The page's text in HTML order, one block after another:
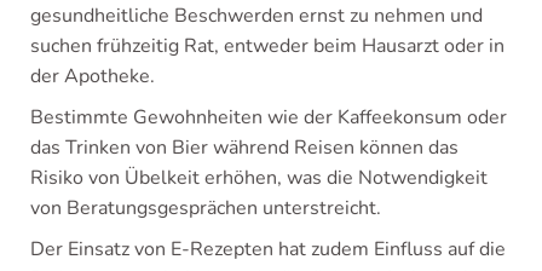
gesundheitliche Beschwerden ernst zu nehmen und
suchen frühzeitig Rat, entweder beim Hausarzt oder in
der Apotheke.
Bestimmte Gewohnheiten wie der Kaffeekonsum oder
das Trinken von Bier während Reisen können das
Risiko von Übelkeit erhöhen, was die Notwendigkeit
von Beratungsgesprächen unterstreicht.
Der Einsatz von E-Rezepten hat zudem Einfluss auf die